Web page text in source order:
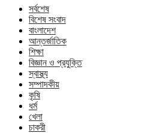
সর্বশেষ
বিশেষ সংবাদ
বাংলাদেশ
আন্তর্জাতিক
শিক্ষা
বিজ্ঞান ও প্রযুক্তি
স্বাস্থ্য
সম্পাদকীয়
কৃষি
ধর্ম
খেলা
চাকরী